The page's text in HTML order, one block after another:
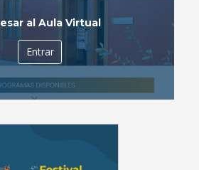
al Aula Virtual
Entrar